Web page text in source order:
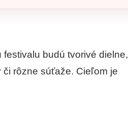
budú tvorivé dielne,
či rôzne súťaže. Cieľom je